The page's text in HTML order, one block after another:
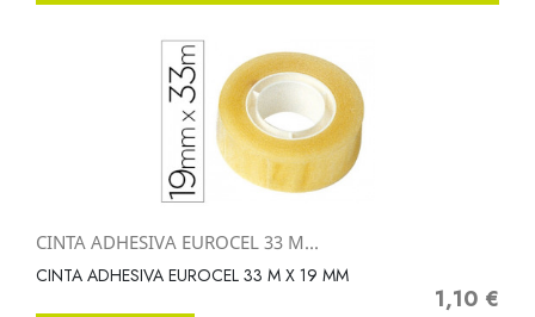
CINTA ADHESIVA EUROCEL 33 M...
CINTA ADHESIVA EUROCEL 33 M X 19 MM
Precio
1,10 €